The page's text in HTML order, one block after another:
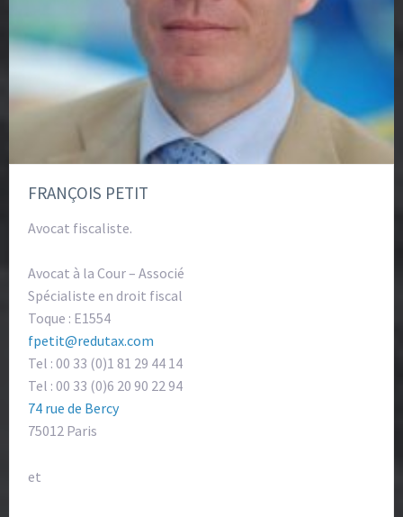
FRANÇOIS PETIT
Avocat fiscaliste.
Avocat à la Cour – Associé
Spécialiste en droit fiscal
Toque : E1554
fpetit@redutax.com
Tel : 00 33 (0)1 81 29 44 14
Tel : 00 33 (0)6 20 90 22 94
74 rue de Bercy
75012 Paris
et